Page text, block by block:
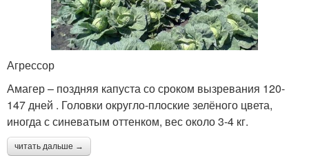
Агрессор
Амагер – поздняя капуста со сроком вызревания 120-
147 дней . Головки округло-плоские зелёного цвета,
иногда с синеватым оттенком, вес около 3-4 кг.
читать дальше →